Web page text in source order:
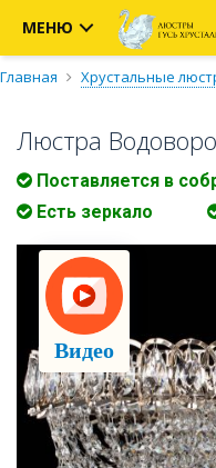
МЕНЮ
Главная Хрустальные
Люстра
Поставляется в
Есть зеркало
Видео